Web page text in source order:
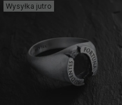
Wysyłka jutro